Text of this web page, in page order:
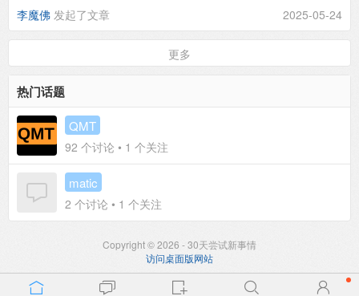
李魔佛 发起了文章 2025-05-24
更多
热门话题
QMT
92 个讨论 • 1 个关注
matic
2 个讨论 • 1 个关注
Copyright © 2026 - 30天尝试新事情
访问桌面版网站